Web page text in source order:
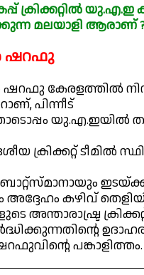
ക്രിക്കറ്റിൽ യു.എ.ഇ
മലയാളി ആരാണ്
ഷറഫു
കേരളത്തിൽ
പിന്നീട്
യു.എ.ഇയിൽ
ക്രിക്കറ്റ് ടീമിൽ
കഴിവ്
അന്താരാഷ്ട്ര
പങ്കാളിത്തം.